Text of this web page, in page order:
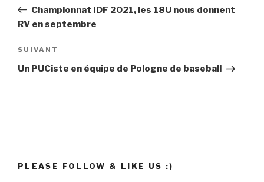
l’article
précédent
Championnat IDF 2021, les 18U nous donnent
RV en septembre
Article
suivant
SUIVANT
Un PUCiste en équipe de Pologne de baseball
PLEASE FOLLOW & LIKE US :)